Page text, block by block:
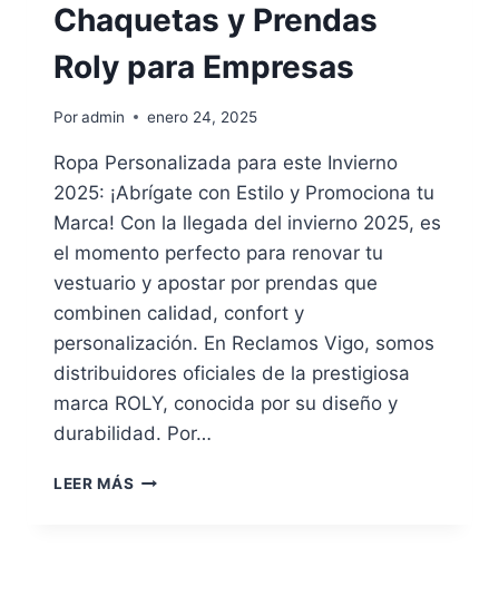
Chaquetas y Prendas
Roly para Empresas
Poradmin enero 24, 2025
Ropa Personalizada para este Invierno
2025: ¡Abrígate con Estilo y Promociona tu
Marca! Con la llegada del invierno 2025, es
el momento perfecto para renovar tu
vestuario y apostar por prendas que
combinen calidad, confort y
personalización. En Reclamos Vigo, somos
distribuidores oficiales de la prestigiosa
marca ROLY, conocida por su diseño y
durabilidad. Por…
LEER MÁS ROPA